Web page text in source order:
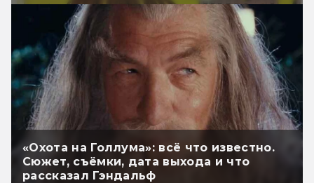
«Охота на Голлума»: всё что известно.
Сюжет, съёмки, дата выхода и что
рассказал Гэндальф